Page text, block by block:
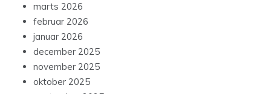
marts 2026
februar 2026
januar 2026
december 2025
november 2025
oktober 2025